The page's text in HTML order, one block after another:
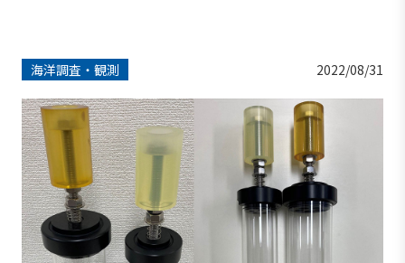
海洋調査・観測 2022/08/31